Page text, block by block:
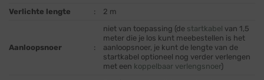
Verlichte lengte
: 2 m
Aanloopsnoer :
niet van toepassing (de startkabel van 1,5
meter die je los kunt meebestellen is het
aanloopsnoer, je kunt de lengte van de
startkabel optioneel nog verder verlengen
met een koppelbaar verlengsnoer)